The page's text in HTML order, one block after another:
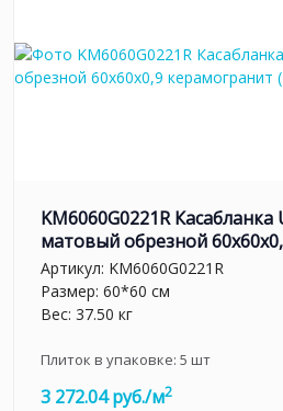
KM6060G0221R
матовый обрезной
Артикул: KM6060G0221R
Размер: 60*60 см
Вес: 37.50 кг
Плиток в упаковке: 5 шт
3 272.04 руб./м2